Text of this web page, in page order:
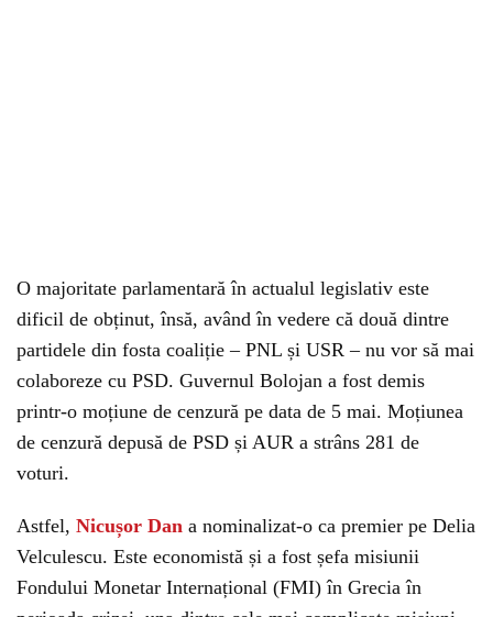
O majoritate parlamentară în actualul legislativ este
dificil de obținut, însă, având în vedere că două dintre
partidele din fosta coaliție – PNL și USR – nu vor să mai
colaboreze cu PSD. Guvernul Bolojan a fost demis
printr-o moțiune de cenzură pe data de 5 mai. Moțiunea
de cenzură depusă de PSD și AUR a strâns 281 de
voturi.
Astfel, Nicușor Dan a nominalizat-o ca premier pe Delia
Velculescu. Este economistă și a fost șefa misiunii
Fondului Monetar Internațional (FMI) în Grecia în